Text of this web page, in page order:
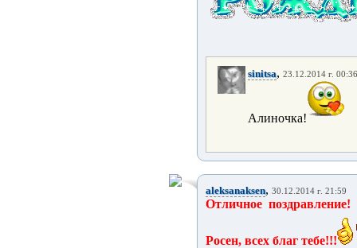
sinitsa, 23.12.2014 г. 00:36
Алиночка!
aleksanaksen, 30.12.2014 г. 21:59
Отличное
Росен, всех благ тебе!!!